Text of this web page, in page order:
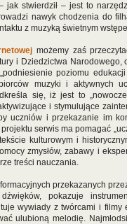
jak stwierdził – jest to
nawyk chodzenia do
z muzyką świetnym
możemy zaś
i Dziedzictwa
poziomu
muzyki i aktywnych
się, iż jest to
i stymulujące
uczniów i przekazanie im
projektu serwis ma pomagać
kulturowym i
zmysłów, zabawy i
treści nauczania.
przekazanych
pokazuje
wywiady z twórcami i
ulubioną melodię.